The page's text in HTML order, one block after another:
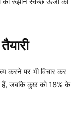
करने पर भी विचार कर
जबकि कुछ को 18% के